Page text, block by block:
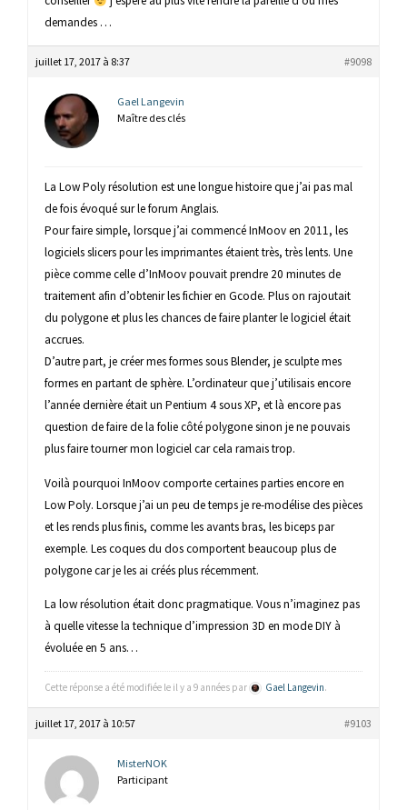
demandes …
juillet 17, 2017 à 8:37 #9098
Gael Langevin
Maître des clés
La Low Poly résolution est une longue histoire que j’ai pas mal
de fois évoqué sur le forum Anglais.
Pour faire simple, lorsque j’ai commencé InMoov en 2011, les
logiciels slicers pour les imprimantes étaient très, très lents. Une
pièce comme celle d’InMoov pouvait prendre 20 minutes de
traitement afin d’obtenir les fichier en Gcode. Plus on rajoutait
du polygone et plus les chances de faire planter le logiciel était
accrues.
D’autre part, je créer mes formes sous Blender, je sculpte mes
formes en partant de sphère. L’ordinateur que j’utilisais encore
l’année dernière était un Pentium 4 sous XP, et là encore pas
question de faire de la folie côté polygone sinon je ne pouvais
plus faire tourner mon logiciel car cela ramais trop.
Voilà pourquoi InMoov comporte certaines parties encore en
Low Poly. Lorsque j’ai un peu de temps je re-modélise des pièces
et les rends plus finis, comme les avants bras, les biceps par
exemple. Les coques du dos comportent beaucoup plus de
polygone car je les ai créés plus récemment.
La low résolution était donc pragmatique. Vous n’imaginez pas
à quelle vitesse la technique d’impression 3D en mode DIY à
évoluée en 5 ans…
Cette réponse a été modifiée le il y a 9 années par Gael Langevin.
juillet 17, 2017 à 10:57 #9103
MisterNOK
Participant